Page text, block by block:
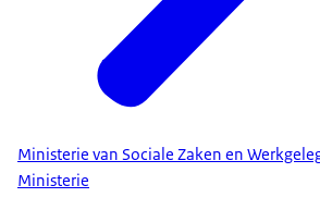
Ministerie van Sociale Zaken en
Ministerie